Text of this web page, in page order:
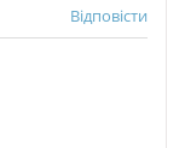
Відповісти